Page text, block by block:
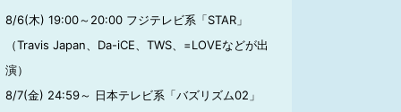
8/6(木) 19:00～20:00 フジテレビ系「STAR」
（Travis Japan、Da-iCE、TWS、=LOVEなどが出
演）
8/7(金) 24:59～ 日本テレビ系「バズリズム02」